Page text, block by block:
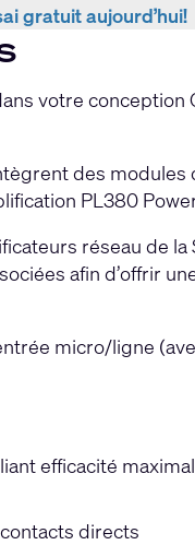
gratuit aujourd’hui!
votre conception
des modules
PL380
réseau de
afin d’offrir
micro/ligne
efficacité
directs